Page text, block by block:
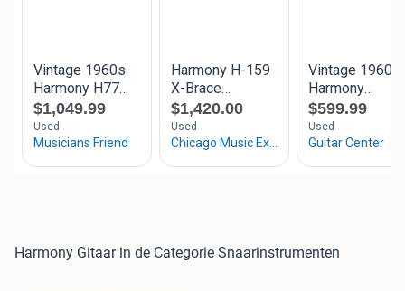
Harmony Gitaar in de Categorie Snaarinstrumenten